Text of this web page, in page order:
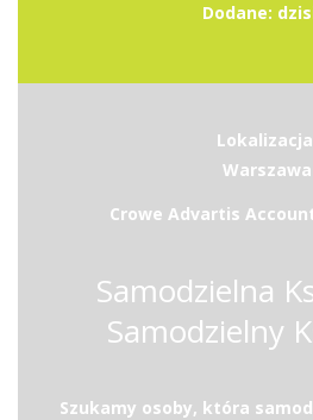
Dodane:
Warszawa
Crowe Advartis
Samodzielna
Samodzielny
Szukamy osoby, która